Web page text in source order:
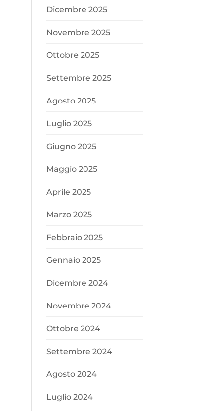
Dicembre 2025
Novembre 2025
Ottobre 2025
Settembre 2025
Agosto 2025
Luglio 2025
Giugno 2025
Maggio 2025
Aprile 2025
Marzo 2025
Febbraio 2025
Gennaio 2025
Dicembre 2024
Novembre 2024
Ottobre 2024
Settembre 2024
Agosto 2024
Luglio 2024